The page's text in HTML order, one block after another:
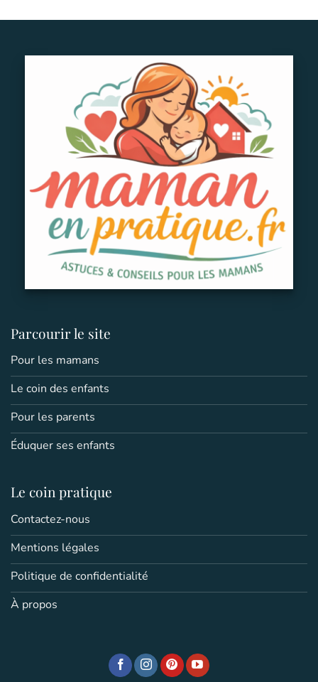
Parcourir le site
Pour les mamans
Le coin des enfants
Pour les parents
Éduquer ses enfants
Le coin pratique
Contactez-nous
Mentions légales
Politique de confidentialité
À propos